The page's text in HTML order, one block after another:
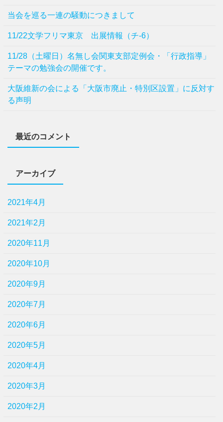
当会を巡る一連の騒動につきまして
11/22文学フリマ東京 出展情報（チ-6）
11/28（土曜日）名無し会関東支部定例会・「行政指導」
テーマの勉強会の開催です。
⼤阪維新の会による「⼤阪市廃⽌・特別区設置」に反対す
る声明
最近のコメント
アーカイブ
2021年4月
2021年2月
2020年11月
2020年10月
2020年9月
2020年7月
2020年6月
2020年5月
2020年4月
2020年3月
2020年2月